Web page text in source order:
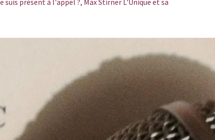
présent à l'appel ?, Max Stirner L'Unique et sa